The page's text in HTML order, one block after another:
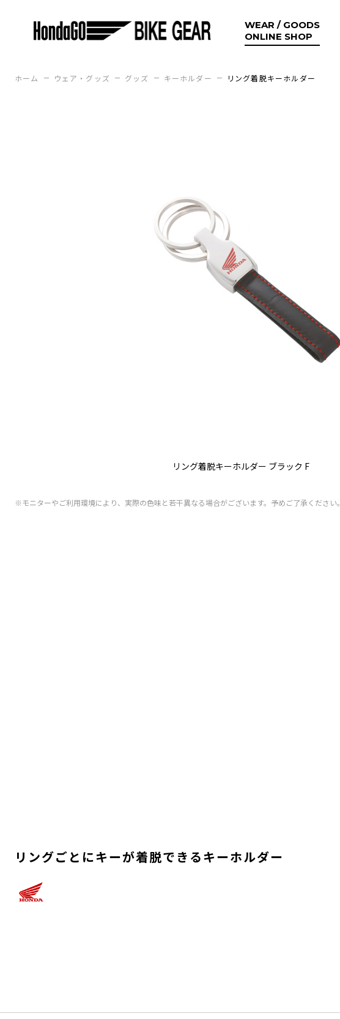
WEAR / GOODS
ONLINE SHOP
ホーム ウェア・グッズ グッズ キーホルダー リング着脱キーホルダー
リング着脱キーホルダー ブラック F
※モニターやご利用環境により、実際の色味と若干異なる場合がございます。予めご了承ください。
リングごとにキーが着脱できるキーホルダー